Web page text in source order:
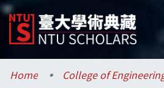
Communities & Collections
Home